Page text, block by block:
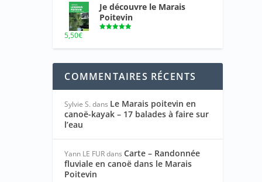
Je découvre le Marais
Poitevin
5,50€
COMMENTAIRES RÉCENTS
Sylvie S. dans Le Marais poitevin en
canoë-kayak – 17 balades à faire sur
l’eau
Yann LE FURdansCarte – Randonnée
fluviale en canoë dans le Marais
Poitevin